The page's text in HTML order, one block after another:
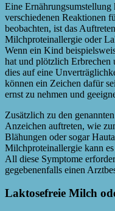
Eine
verschiedenen Reaktionen
beobachten, ist das
Milchproteinallergie oder
Wenn ein Kind
hat und plötzlich Erbrechen
dies auf eine
können ein Zeichen dafür
ernst zu nehmen und
Zusätzlich zu den
Anzeichen auftreten, wie
Blähungen oder sogar
Milchproteinallergie kann
All diese Symptome
gegebenenfalls einen
Laktosefreie Milch